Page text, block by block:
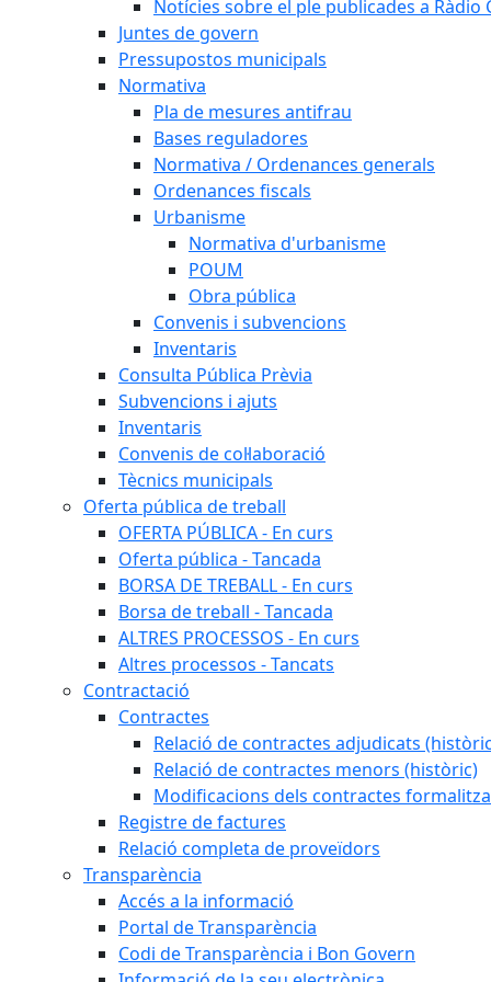
Notícies sobre el ple publicades a Ràdio
Juntes de govern
Pressupostos municipals
Normativa
Pla de mesures antifrau
Bases reguladores
Normativa / Ordenances generals
Ordenances fiscals
Urbanisme
Normativa d'urbanisme
POUM
Obra pública
Convenis i subvencions
Inventaris
Consulta Pública Prèvia
Subvencions i ajuts
Inventaris
Convenis de col·laboració
Tècnics municipals
Oferta pública de treball
OFERTA PÚBLICA - En curs
Oferta pública - Tancada
BORSA DE TREBALL - En curs
Borsa de treball - Tancada
ALTRES PROCESSOS - En curs
Altres processos - Tancats
Contractació
Contractes
Relació de contractes adjudicats
Relació de contractes menors (històric)
Modificacions dels contractes
Registre de factures
Relació completa de proveïdors
Transparència
Accés a la informació
Portal de Transparència
Codi de Transparència i Bon Govern